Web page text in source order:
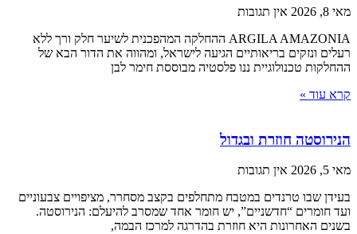
מאי 8, 2026
אין תגובות
ARGILA AMAZONIA ההחלקה המהפכנית לשיער חלק ורך ללא
רעלים ונזקים בריאותיים הגיעה לישראל, ומהווה את הדור הבא של
ההחלקות טכנולוגיית ננו פלסטיה מבוססת חימר לבן
קרא עוד »
הנירוסטה חוזרת ובגדול
מאי 5, 2026
אין תגובות
בעידן שבו טרנדים במטבח מתחלפים בקצב מסחרר, מציפויים צבעוניים
ועד חומרים “חדשניים”, יש חומר אחד שמסרב להיעלם: הנירוסטה.
בשנים האחרונות היא חוזרת בהדרגה למרכז הבמה,